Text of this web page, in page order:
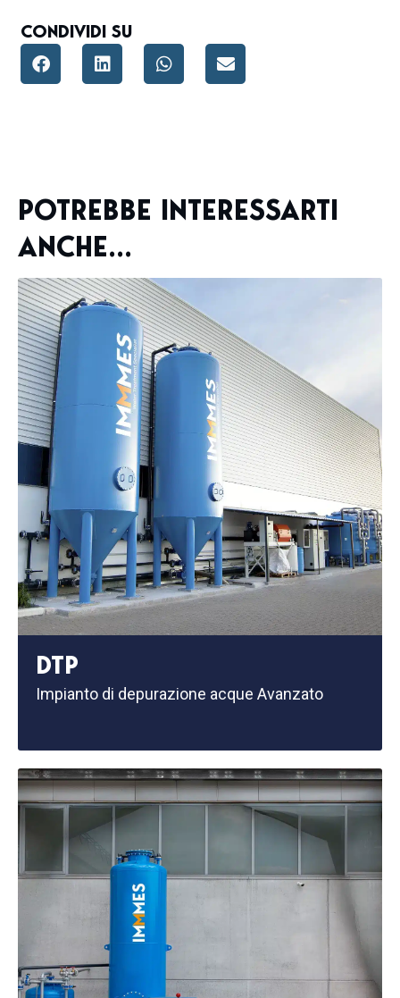
CONDIVIDI SU
POTREBBE INTERESSARTI
ANCHE...
DTP
Impianto di depurazione acque Avanzato